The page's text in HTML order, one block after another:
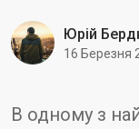
В одному з
Юрій
16 Березня